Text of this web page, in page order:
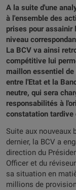
A la suite d'une
à l'ensemble des
prises pour assainir
niveau
La BCV va ainsi
compétitive lui
maillon essentiel
entre l'Etat et la
neutre, qui sera
responsabilités à
constatation tardive
Suite aux
dernier, la BCV a
direction du
Officer et du
sa situation en
millions de